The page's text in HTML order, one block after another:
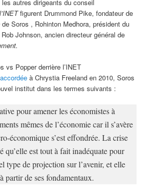
autres dirigeants du conseil
l’INETfigurent Drummond Pike, fondateur de
de Soros , Rohinton Medhora, président du
Johnson, ancien directeur général de
vs Popper derrière l’INET
accordée à Chrystia Freeland en 2010, Soros
institut dans les termes suivants :
pour amener les économistes à
mêmes de l’économie car il s’avère
économique s’est effondrée. La crise
qu’elle est tout à fait inadéquate pour
type de projection sur l’avenir, et elle
partir de ses fondamentaux.